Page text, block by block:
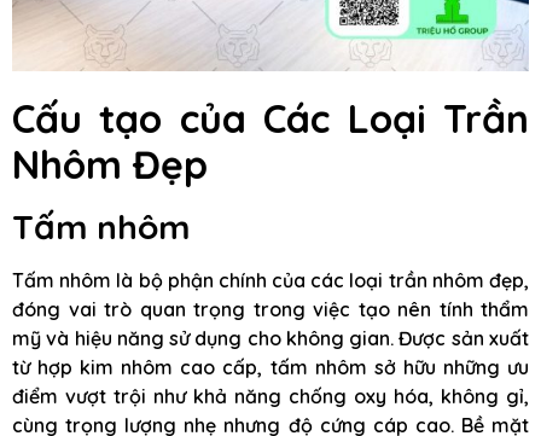
Cấu tạo của Các Loại Trần
Nhôm Đẹp
Tấm nhôm
Tấm nhôm là bộ phận chính của các loại trần nhôm đẹp,
đóng vai trò quan trọng trong việc tạo nên tính thẩm
mỹ và hiệu năng sử dụng cho không gian. Được sản xuất
từ hợp kim nhôm cao cấp, tấm nhôm sở hữu những ưu
điểm vượt trội như khả năng chống oxy hóa, không gỉ,
cùng trọng lượng nhẹ nhưng độ cứng cáp cao. Bề mặt